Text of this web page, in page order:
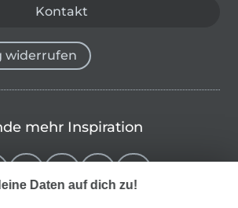
Kontakt
widerrufen
mehr Inspiration
Daten auf dich zu!